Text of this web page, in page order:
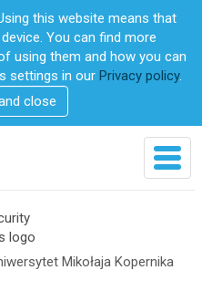
this website means that
You can find more
using them and how you can
settings in our Privacy policy.
close
T
o
n
Mikołaja Kopernika